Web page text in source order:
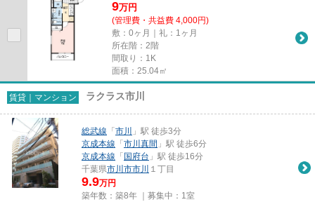
9万円
(管理費・共益費 4,000円)
敷：0ヶ月｜礼：1ヶ月
所在階：2階
間取り：1K
面積：25.04㎡
賃貸｜マンション ラクラス市川
総武線 「 市川
」駅 徒歩3分
京成本線 「 市川真間 」駅 徒歩6分
京成本線 「 国府台 」駅 徒歩16分
千葉県市川市市川 １丁目
9.9万円
築年数：築8年 ｜募集中： 1室